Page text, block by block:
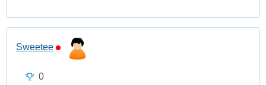
Sweetee
0